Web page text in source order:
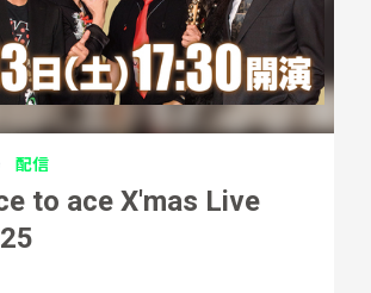
配信
to ace X'mas Live